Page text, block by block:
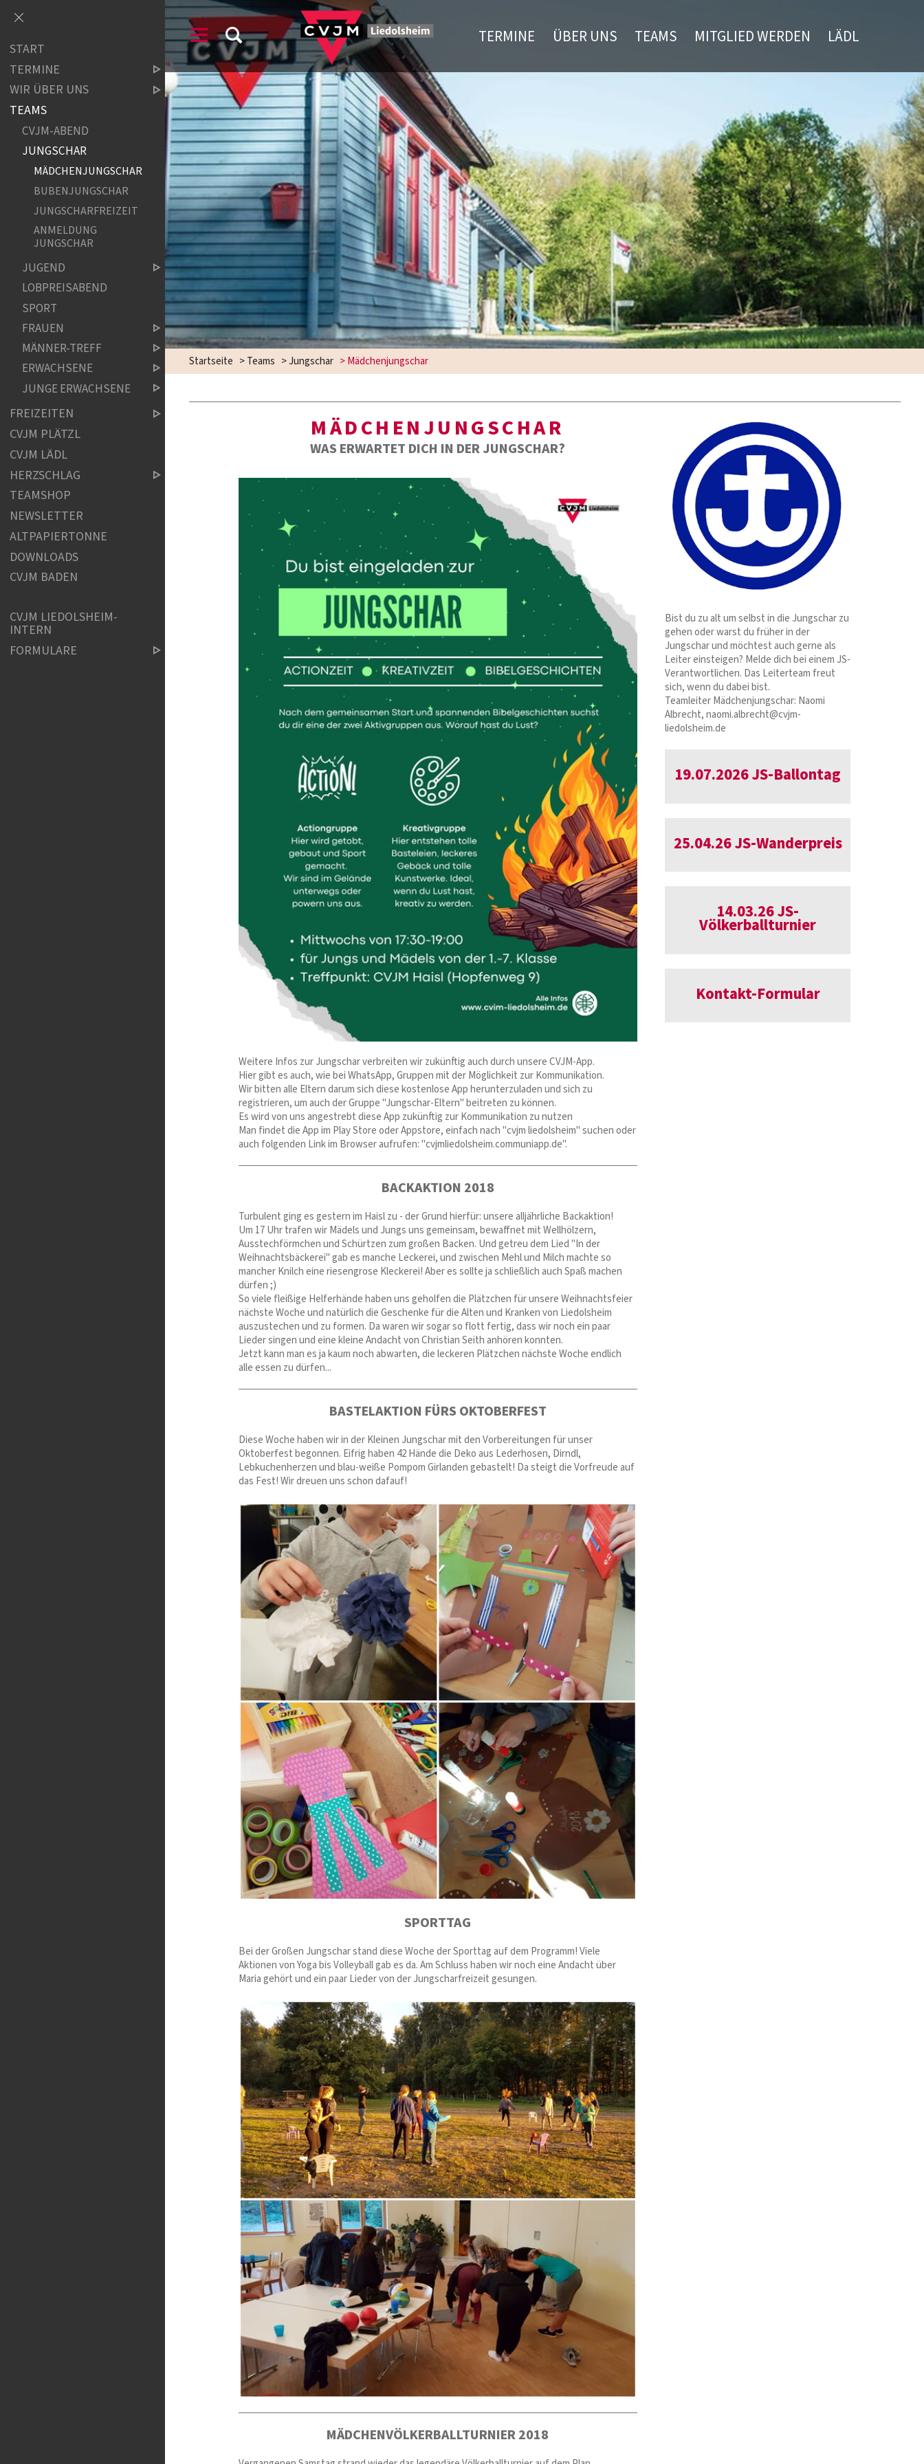
TERMINE ÜBER UNS TEAMS MITGLIED WERDEN LÄDL
Startseite >Teams >Jungschar >Mädchenjungschar
MÄDCHENJUNGSCHAR
WAS ERWARTET DICH IN DER JUNGSCHAR?
Weitere Infos zur Jungschar verbreiten wir zukünftig auch durch unsere CVJM-App.
Hier gibt es auch, wie bei WhatsApp, Gruppen mit der Möglichkeit zur Kommunikation.
Wir bitten alle Eltern darum sich diese kostenlose App herunterzuladen und sich zu
registrieren, um auch der Gruppe "Jungschar-Eltern" beitreten zu können.
Es wird von uns angestrebt diese App zukünftig zur Kommunikation zu nutzen
Man findet die App im Play Store oder Appstore, einfach nach "cvjm liedolsheim" suchen oder
auch folgenden Link im Browser aufrufen: "cvjmliedolsheim.communiapp.de".
BACKAKTION 2018
Turbulent ging es gestern im Haisl zu - der Grund hierfür: unsere alljährliche Backaktion!
Um 17 Uhr trafen wir Mädels und Jungs uns gemeinsam, bewaffnet mit Wellhölzern,
Ausstechförmchen und Schürtzen zum großen Backen. Und getreu dem Lied "In der
Weihnachtsbäckerei" gab es manche Leckerei, und zwischen Mehl und Milch machte so
mancher Knilch eine riesengrose Kleckerei! Aber es sollte ja schließlich auch Spaß machen
dürfen ;)
So viele fleißige Helferhände haben uns geholfen die Plätzchen für unsere Weihnachtsfeier
nächste Woche und natürlich die Geschenke für die Alten und Kranken von Liedolsheim
auszustechen und zu formen. Da waren wir sogar so flott fertig, dass wir noch ein paar
Lieder singen und eine kleine Andacht von Christian Seith anhören konnten.
Jetzt kann man es ja kaum noch abwarten, die leckeren Plätzchen nächste Woche endlich
alle essen zu dürfen...
BASTELAKTION FÜRS OKTOBERFEST
Diese Woche haben wir in der Kleinen Jungschar mit den Vorbereitungen für unser
Oktoberfest begonnen. Eifrig haben 42 Hände die Deko aus Lederhosen, Dirndl,
Lebkuchenherzen und blau-weiße Pompom Girlanden gebastelt! Da steigt die Vorfreude auf
das Fest! Wir dreuen uns schon dafauf!
SPORTTAG
Bei der Großen Jungschar stand diese Woche der Sporttag auf dem Programm! Viele
Aktionen von Yoga bis Volleyball gab es da. Am Schluss haben wir noch eine Andacht über
Maria gehört und ein paar Lieder von der Jungscharfreizeit gesungen.
MÄDCHENVÖLKERBALLTURNIER 2018
Bist du zu alt um selbst in die Jungschar zu
gehen oder warst du früher in der
Jungschar und möchtest auch gerne als
Leiter einsteigen? Melde dich bei einem JS-
Verantwortlichen. Das Leiterteam freut
sich, wenn du dabei bist.
Teamleiter Mädchenjungschar: Naomi
Albrecht, naomi.albrecht@cvjm-
liedolsheim.de
19.07.2026 JS-Ballontag
25.04.26 JS-Wanderpreis
14.03.26 JS-
Völkerballturnier
Kontakt-Formular
START
TERMINE
WIR ÜBER UNS
TEAMS
CVJM-ABEND
JUNGSCHAR
MÄDCHENJUNGSCHAR
BUBENJUNGSCHAR
JUNGSCHARFREIZEIT
ANMELDUNG
JUNGSCHAR
JUGEND
LOBPREISABEND
SPORT
FRAUEN
MÄNNER-TREFF
ERWACHSENE
JUNGE ERWACHSENE
FREIZEITEN
CVJM PLÄTZL
CVJM LÄDL
HERZSCHLAG
TEAMSHOP
NEWSLETTER
ALTPAPIERTONNE
DOWNLOADS
CVJM BADEN
CVJM LIEDOLSHEIM-
INTERN
FORMULARE